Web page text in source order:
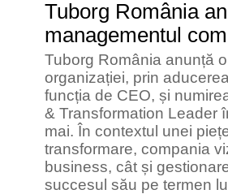
Tuborg România
managementul
Tuborg România anunță
organizației, prin
funcția de CEO, și
& Transformation Leader
mai. În contextul unei
transformare, compania
business, cât și
succesul său pe termen